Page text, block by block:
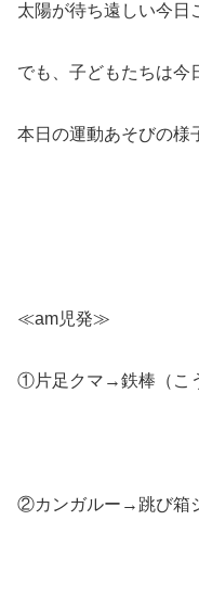
太陽が待ち遠しい今日
でも、子どもたちは今
本日の運動あそびの様
≪am児発≫
①片足クマ→鉄棒（こ
②カンガルー→跳び箱